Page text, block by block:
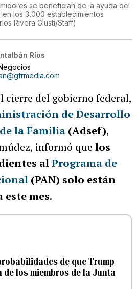
se benefician de la ayuda del
en los 3,000 establecimientos
Rivera Giusti/Staff)
Ríos
cierre del gobierno federal,
de Desarrollo
la Familia (Adsef),
informó que los
alPrograma de
(PAN) solo están
este mes.
de que Trump
los miembros de la Junta